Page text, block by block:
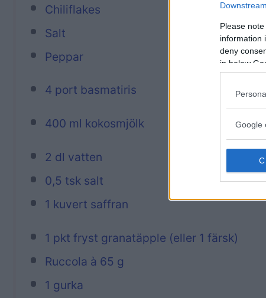
Please
information
deny
in below
Google
Chiliflakes
Salt
Peppar
4 port basmatiris
400 ml kokosmjölk
2 dl vatten
0,5 tsk salt
1 kuvert saffran
1 pkt fryst granatäpple (eller 1 färsk)
Ruccola à 65 g
1 gurka